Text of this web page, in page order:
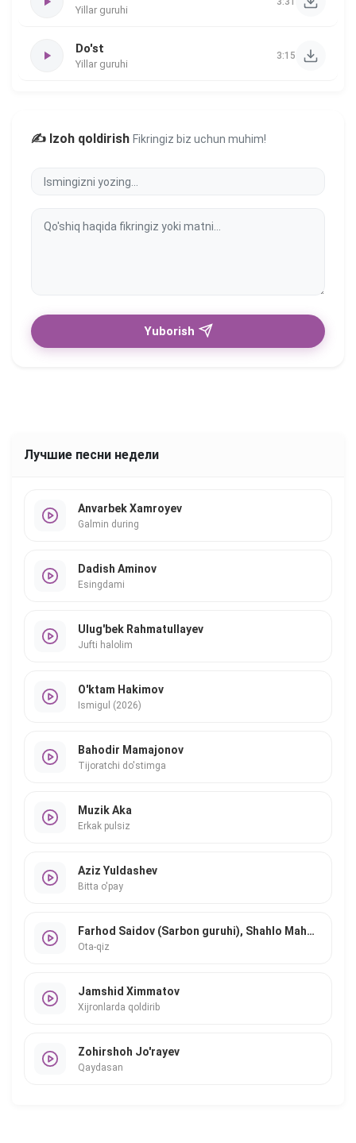
Yillar guruhi
Do'st
Yillar guruhi
3:15
✍️ Izoh qoldirish Fikringiz biz uchun muhim!
Yuborish
Лучшие песни недели
Anvarbek Xamroyev
Galmin during
Dadish Aminov
Esingdami
Ulug'bek Rahmatullayev
Jufti halolim
O'ktam Hakimov
Ismigul (2026)
Bahodir Mamajonov
Tijoratchi do'stimga
Muzik Aka
Erkak pulsiz
Aziz Yuldashev
Bitta o'pay
Farhod Saidov (Sarbon guruhi), Shahlo Mahmudova
Ota-qiz
Jamshid Ximmatov
Xijronlarda qoldirib
Zohirshoh Jo'rayev
Qaydasan